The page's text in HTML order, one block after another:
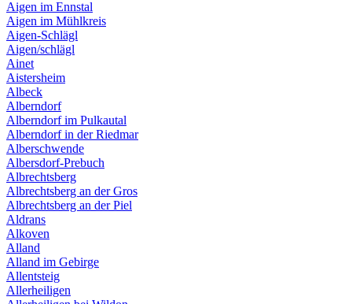
Aigen im Ennstal
Aigen im Mühlkreis
Aigen-Schlägl
Aigen/schlägl
Ainet
Aistersheim
Albeck
Alberndorf
Alberndorf im Pulkautal
Alberndorf in der Riedmar
Alberschwende
Albersdorf-Prebuch
Albrechtsberg
Albrechtsberg an der Gros
Albrechtsberg an der Piel
Aldrans
Alkoven
Alland
Alland im Gebirge
Allentsteig
Allerheiligen